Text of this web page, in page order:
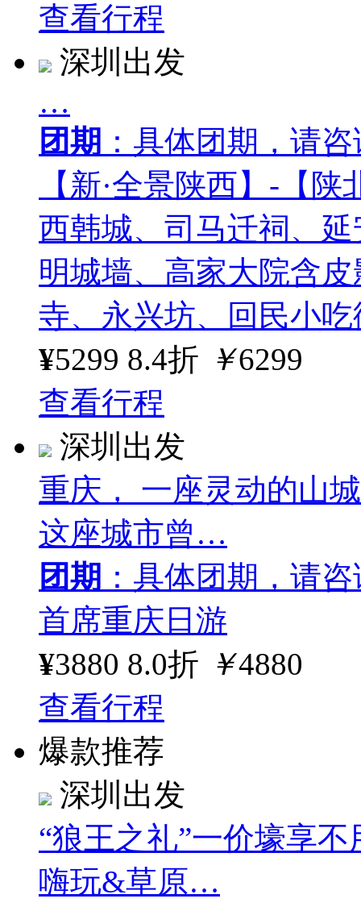
查看行程
深圳出发
…
团期 ：具体团期，请
【新·全景陕西】-【
西韩城、司马迁祠、
明城墙、高家大院含
寺、永兴坊、回民小
¥5299 8.4折 ￥6299
查看行程
深圳出发
重庆， 一座灵动的山
这座城市曾…
团期 ：具体团期，请
首席重庆日游
¥3880 8.0折 ￥4880
查看行程
爆款推荐
深圳出发
“狼王之礼”一价壕享
嗨玩&草原…